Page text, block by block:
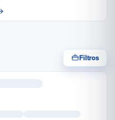
Filtros